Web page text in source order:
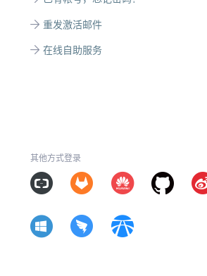
重发激活邮件
在线自助服务
其他方式登录